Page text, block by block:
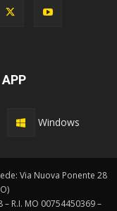
APP
Windows
Via Nuova Ponente 28
– R.I. MO 00754450369 –